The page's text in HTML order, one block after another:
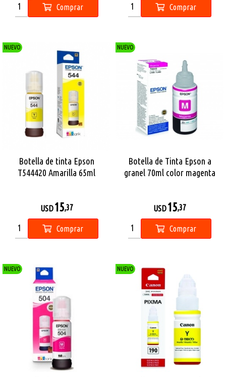
Comprar Comprar
NUEVO
Botella de tinta Epson
T544420 Amarilla 65ml
USD15,37
Comprar
NUEVO
Botella de Tinta Epson a
granel 70ml color magenta
USD15,37
Comprar
NUEVO NUEVO